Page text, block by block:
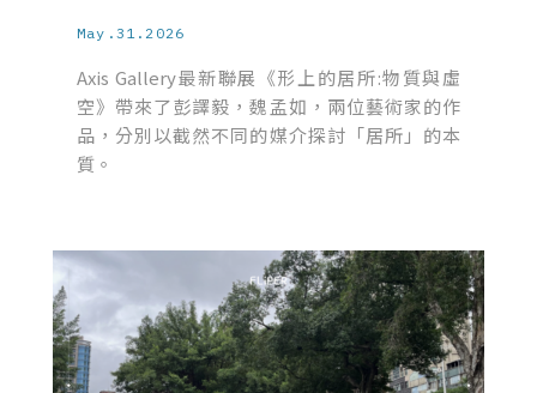
May.31.2026
Axis Gallery最新聯展《形上的居所:物質與虛
空》帶來了彭譯毅，魏孟如，兩位藝術家的作
品，分別以截然不同的媒介探討「居所」的本
質。